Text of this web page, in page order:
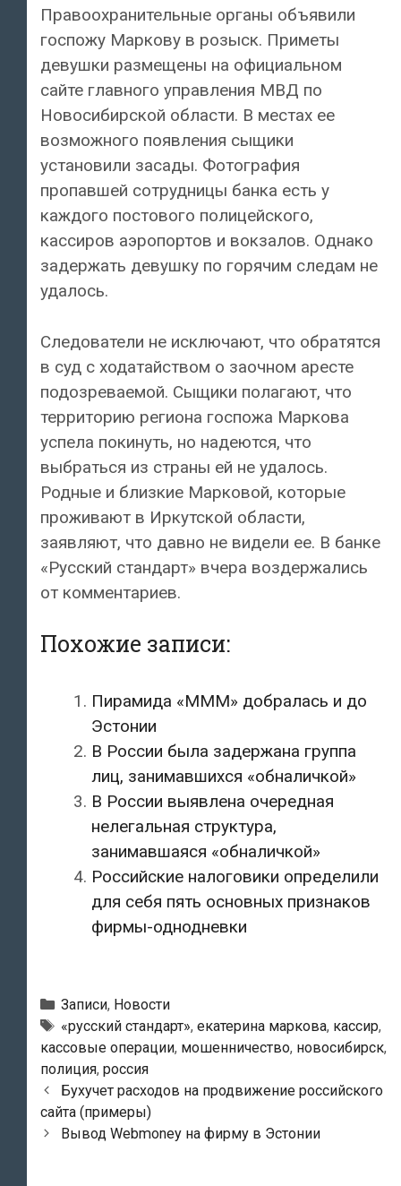
Правоохранительные органы объявили
госпожу Маркову в розыск. Приметы
девушки размещены на официальном
сайте главного управления МВД по
Новосибирской области. В местах ее
возможного появления сыщики
установили засады. Фотография
пропавшей сотрудницы банка есть у
каждого постового полицейского,
кассиров аэропортов и вокзалов. Однако
задержать девушку по горячим следам не
удалось.
Следователи не исключают, что обратятся
в суд с ходатайством о заочном аресте
подозреваемой. Сыщики полагают, что
территорию региона госпожа Маркова
успела покинуть, но надеются, что
выбраться из страны ей не удалось.
Родные и близкие Марковой, которые
проживают в Иркутской области,
заявляют, что давно не видели ее. В банке
«Русский стандарт» вчера воздержались
от комментариев.
Похожие записи:
Пирамида «МММ» добралась и до
Эстонии
В России была задержана группа
лиц, занимавшихся «обналичкой»
В России выявлена очередная
нелегальная структура,
занимавшаяся «обналичкой»
Российские налоговики определили
для себя пять основных признаков
фирмы-однодневки
Рубрики
Записи, Новости
Метки
«русский стандарт», екатерина маркова, кассир,
кассовые операции, мошенничество, новосибирск,
полиция, россия
Навигация
по
записям
Бухучет расходов на продвижение российского
сайта (примеры)
Вывод Webmoney на фирму в Эстонии